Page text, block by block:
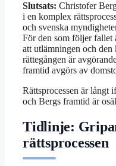
Slutsats: Christofer
i en komplex
och svenska
För den som följer fallet
att utlämningen och den
rättegången är
framtid avgörs av
Rättsprocessen är långt
och Bergs framtid är
Tidlinje:
rättsprocessen